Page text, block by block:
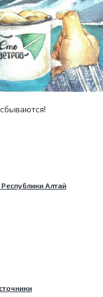
Алтай